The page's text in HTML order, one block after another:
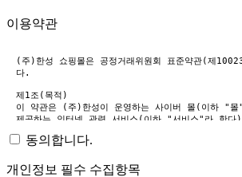
이용약관
동의합니다.
개인정보 필수 수집항목